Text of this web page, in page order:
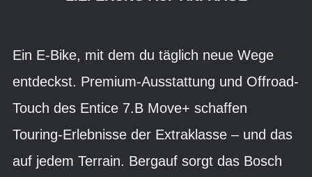
Ein E-Bike, mit dem du täglich neue Wege
entdeckst. Premium-Ausstattung und Offroad-
Touch des Entice 7.B Move+ schaffen
Touring-Erlebnisse der Extraklasse – und das
auf jedem Terrain. Bergauf sorgt das Bosch